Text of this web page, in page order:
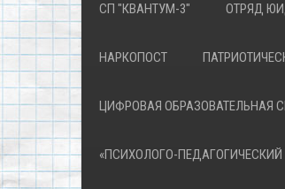
СП "КВАНТУМ-3" ОТРЯД
НАРКОПОСТ
ЦИФРОВАЯ ОБРАЗОВАТЕЛЬНАЯ
«ПСИХОЛОГО-ПЕДАГОГИЧЕСКИЙ